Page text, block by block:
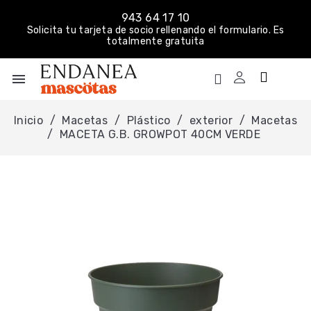
943 64 17 10
Solicita tu tarjeta de socio rellenando el formulario. Es
totalmente gratuita
menu
Inicio Macetas Plástico exterior
Macetas
MACETA G.B. GROWPOT 40CM VERDE